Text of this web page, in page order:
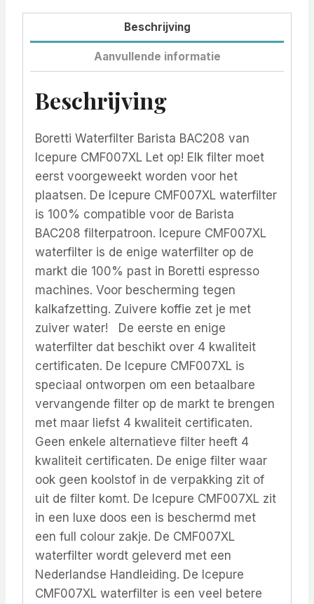
Beschrijving
Aanvullende informatie
Beschrijving
Boretti Waterfilter Barista BAC208 van
Icepure CMF007XL Let op! Elk filter moet
eerst voorgeweekt worden voor het
plaatsen. De Icepure CMF007XL waterfilter
is 100% compatible voor de Barista
BAC208 filterpatroon. Icepure CMF007XL
waterfilter is de enige waterfilter op de
markt die 100% past in Boretti espresso
machines. Voor bescherming tegen
kalkafzetting. Zuivere koffie zet je met
zuiver water! De eerste en enige
waterfilter dat beschikt over 4 kwaliteit
certificaten. De Icepure CMF007XL is
speciaal ontworpen om een betaalbare
vervangende filter op de markt te brengen
met maar liefst 4 kwaliteit certificaten.
Geen enkele alternatieve filter heeft 4
kwaliteit certificaten. De enige filter waar
ook geen koolstof in de verpakking zit of
uit de filter komt. De Icepure CMF007XL zit
in een luxe doos een is beschermd met
een full colour zakje. De CMF007XL
waterfilter wordt geleverd met een
Nederlandse Handleiding. De Icepure
CMF007XL waterfilter is een veel betere